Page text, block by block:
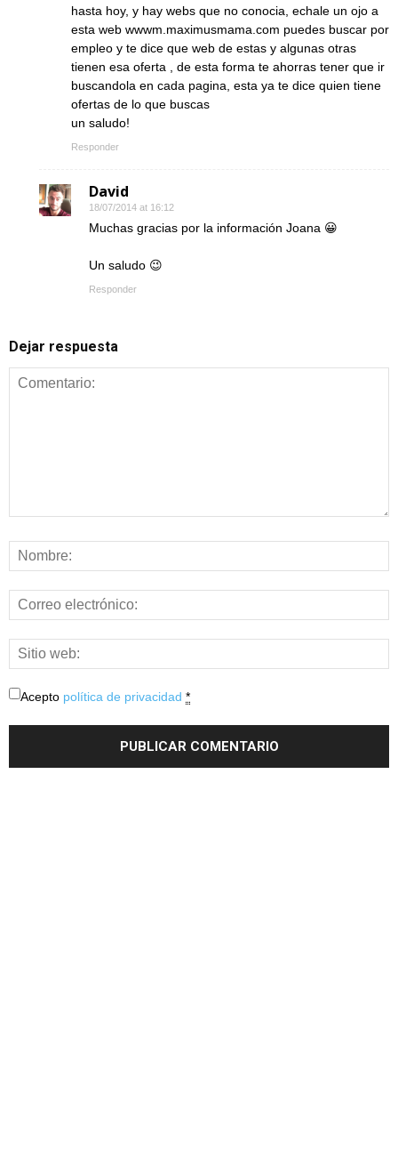
hasta hoy, y hay webs que no conocia, echale un ojo a
esta web wwwm.maximusmama.com puedes buscar por
empleo y te dice que web de estas y algunas otras
tienen esa oferta , de esta forma te ahorras tener que ir
buscandola en cada pagina, esta ya te dice quien tiene
ofertas de lo que buscas
un saludo!
Responder
David
18/07/2014 at 16:12
Muchas gracias por la información Joana 😀
Un saludo 😉
Responder
Dejar respuesta
Acepto política de privacidad *